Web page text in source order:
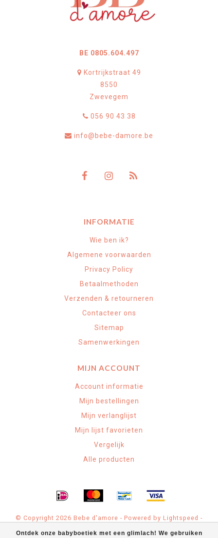
Ontdek onze babyboetiek met een glimlach! We gebruiken
BE 0805.604.497
Kortrijkstraat 49
8550
Zwevegem
056 90 43 38
info@bebe-damore.be
INFORMATIE
Wie ben ik?
Algemene voorwaarden
Privacy Policy
Betaalmethoden
Verzenden & retourneren
Contacteer ons
Sitemap
Samenwerkingen
MIJN ACCOUNT
Account informatie
Mijn bestellingen
Mijn verlanglijst
Mijn lijst favorieten
Vergelijk
Alle producten
© Copyright 2026 Bebe d'amore - Powered by Lightspeed -